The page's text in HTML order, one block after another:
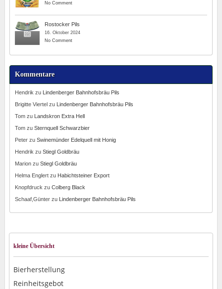
No Comment
Rostocker Pils
16. Oktober 2024
No Comment
Kommentare
Hendrik zu
Lindenberger Bahnhofsbräu Pils
Brigitte Viertel zu
Lindenberger Bahnhofsbräu Pils
Tomzu
Landskron Extra Hell
Tomzu Sternquell Schwarzbier
Peterzu Swinemünder Edelquell mit Honig
Hendrik zu Stiegl Goldbräu
Marionzu Stiegl Goldbräu
Helma Englertzu Habichtsteiner Export
Knopfdruck zu Colberg Black
Schaaf,Günterzu Lindenberger Bahnhofsbräu Pils
kleine Übersicht
Bierherstellung
Reinheitsgebot